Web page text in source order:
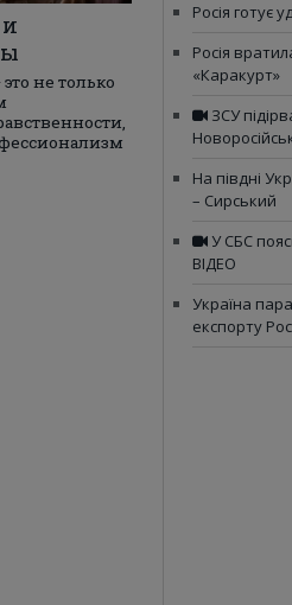
не только
Росія готує
Росія
«Каракурт»
ЗСУ
На півдні
– Сирський
У СБС
ВІДЕО
Україна
експорту